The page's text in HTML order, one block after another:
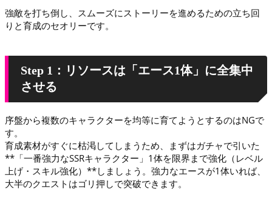
強敵を打ち倒し、スムーズにストーリーを進めるための立ち回
りと育成のセオリーです。
Step 1：リソースは「エース1体」に全集中
させる
序盤から複数のキャラクターを均等に育てようとするのはNGで
す。
育成素材がすぐに枯渇してしまうため、まずはガチャで引いた
**「一番強力なSSRキャラクター」1体を限界まで強化（レベル
上げ・スキル強化）**しましょう。強力なエースが1体いれば、
大半のクエストはゴリ押しで突破できます。